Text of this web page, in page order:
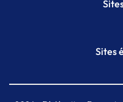
Sites